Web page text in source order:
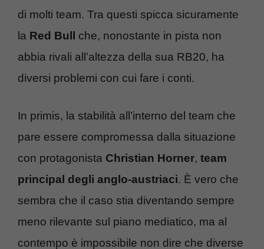
di molti team. Tra questi spicca sicuramente
la Red Bull che, nonostante in pista non
abbia rivali all’altezza della sua RB20, ha
diversi problemi con cui fare i conti.
In primis, la stabilità all’interno del team che
pare essere compromessa dalla situazione
con protagonista Christian Horner, team
principal degli anglo-austriaci. È vero che
sembra che il caso stia diventando sempre
meno rilevante sul piano mediatico, ma al
contempo è impossibile non dire che diverse